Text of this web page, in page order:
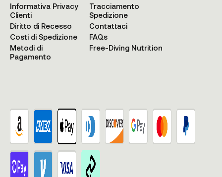
Informativa Privacy
Clienti
Diritto di Recesso
Costi di Spedizione
Metodi di
Pagamento
Tracciamento
Spedizione
Contattaci
FAQs
Free-Diving Nutrition